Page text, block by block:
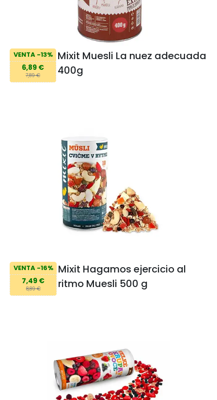
VENTA -13%
6,89 €
7,89 €
Mixit Muesli La nuez adecuada
400g
VENTA -16%
7,49 €
8,89 €
Mixit Hagamos ejercicio al
ritmo Muesli 500 g